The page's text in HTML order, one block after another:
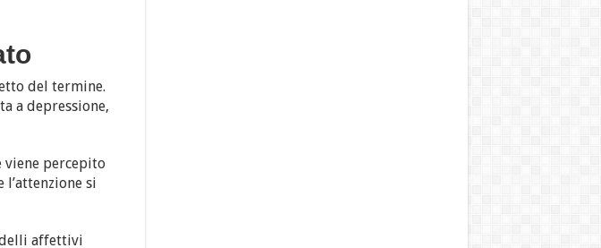
del termine.
a depressione,
viene percepito
si
affettivi